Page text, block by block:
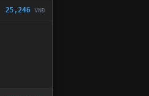
25,246 VNĐ